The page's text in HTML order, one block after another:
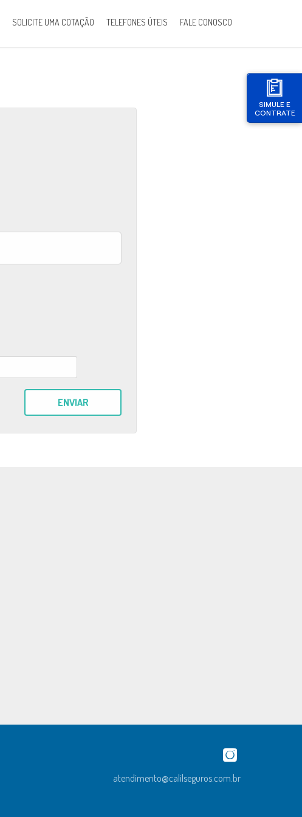
SIMULE E
CONTRATE
SOLICITE UMA COTAÇÃO TELEFONES ÚTEIS FALE CONOSCO
ENVIAR
atendimento@calilseguros.com.br